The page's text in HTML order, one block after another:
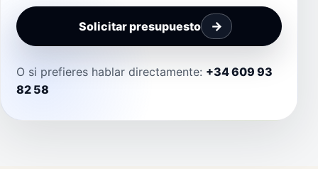
Solicitar presupuesto
O si prefieres hablar directamente: +34 609 93
82 58